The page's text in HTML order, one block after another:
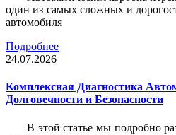
один из самых сложных и
автомобиля
Подробнее
24.07.2026
Комплексная Диагностика
Долговечности и Безопасности
В этой статье мы подробно